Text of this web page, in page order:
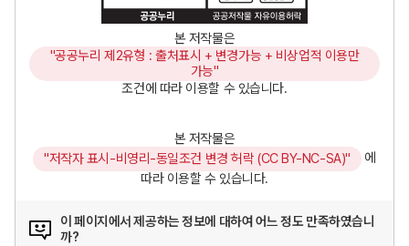
본 저작물은
"공공누리 제2유형 : 출처표시 + 변경가능 + 비상업적 이용만
가능"
조건에 따라 이용할 수 있습니다.
본 저작물은
"저작자 표시-비영리-동일조건 변경 허락 (CC BY-NC-SA)"
에
따라 이용할 수 있습니다.
이 페이지에서 제공하는 정보에 대하여 어느 정도 만족하였습니
까?